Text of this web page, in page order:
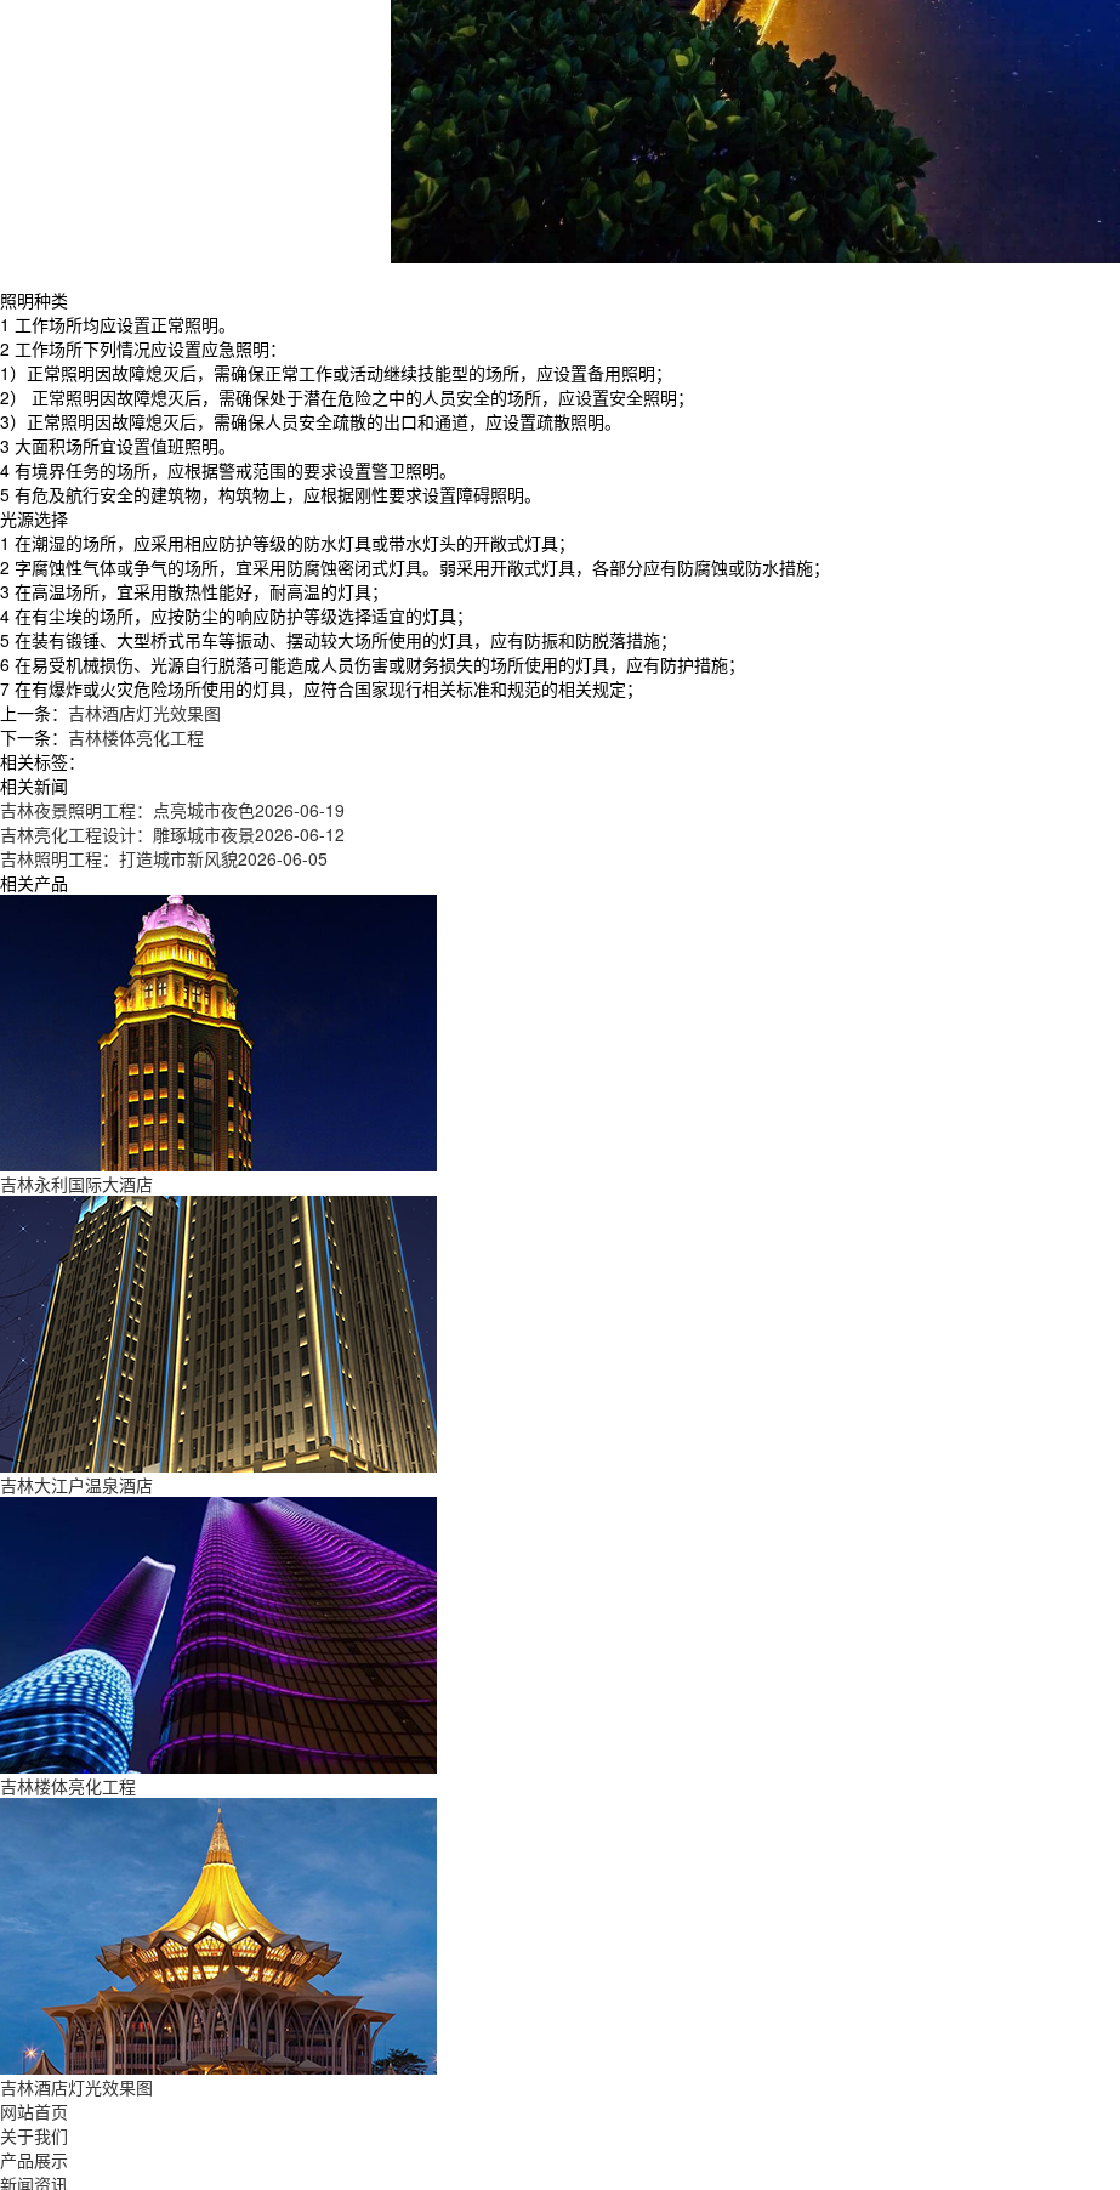
照明种类
1 工作场所均应设置正常照明。
2 工作场所下列情况应设置应急照明：
1）正常照明因故障熄灭后，需确保正常工作或活动继续技能型的场所，应设置备用照明；
2） 正常照明因故障熄灭后，需确保处于潜在危险之中的人员安全的场所，应设置安全照明；
3）正常照明因故障熄灭后，需确保人员安全疏散的出口和通道，应设置疏散照明。
3 大面积场所宜设置值班照明。
4 有境界任务的场所，应根据警戒范围的要求设置警卫照明。
5 有危及航行安全的建筑物，构筑物上，应根据刚性要求设置障碍照明。
光源选择
1 在潮湿的场所，应采用相应防护等级的防水灯具或带水灯头的开敞式灯具；
2 字腐蚀性气体或争气的场所，宜采用防腐蚀密闭式灯具。弱采用开敞式灯具，各部分应有防腐蚀或防水措施；
3 在高温场所，宜采用散热性能好，耐高温的灯具；
4 在有尘埃的场所，应按防尘的响应防护等级选择适宜的灯具；
5 在装有锻锤、大型桥式吊车等振动、摆动较大场所使用的灯具，应有防振和防脱落措施；
6 在易受机械损伤、光源自行脱落可能造成人员伤害或财务损失的场所使用的灯具，应有防护措施；
7 在有爆炸或火灾危险场所使用的灯具，应符合国家现行相关标准和规范的相关规定；
上一条： 吉林酒店灯光效果图
下一条： 吉林楼体亮化工程
相关标签：
相关新闻
吉林夜景照明工程：点亮城市夜色2026-06-19
吉林亮化工程设计：雕琢城市夜景2026-06-12
吉林照明工程：打造城市新风貌2026-06-05
相关产品
吉林永利国际大酒店
吉林大江户温泉酒店
吉林楼体亮化工程
吉林酒店灯光效果图
网站首页
关于我们
产品展示
新闻资讯